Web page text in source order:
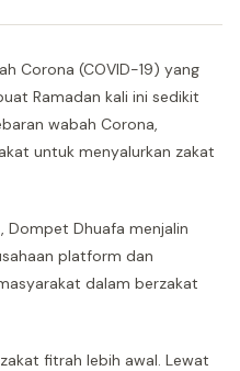
Corona (COVID-19) yang
Ramadan kali ini sedikit
wabah Corona,
untuk menyalurkan zakat
Dompet Dhuafa menjalin
platform dan
dalam berzakat
fitrah lebih awal. Lewat